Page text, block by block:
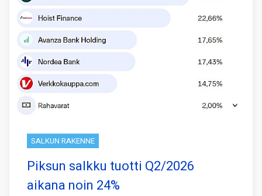
SALKUN RAKENNE
Piksun salkku tuotti Q2/2026
aikana noin 24%